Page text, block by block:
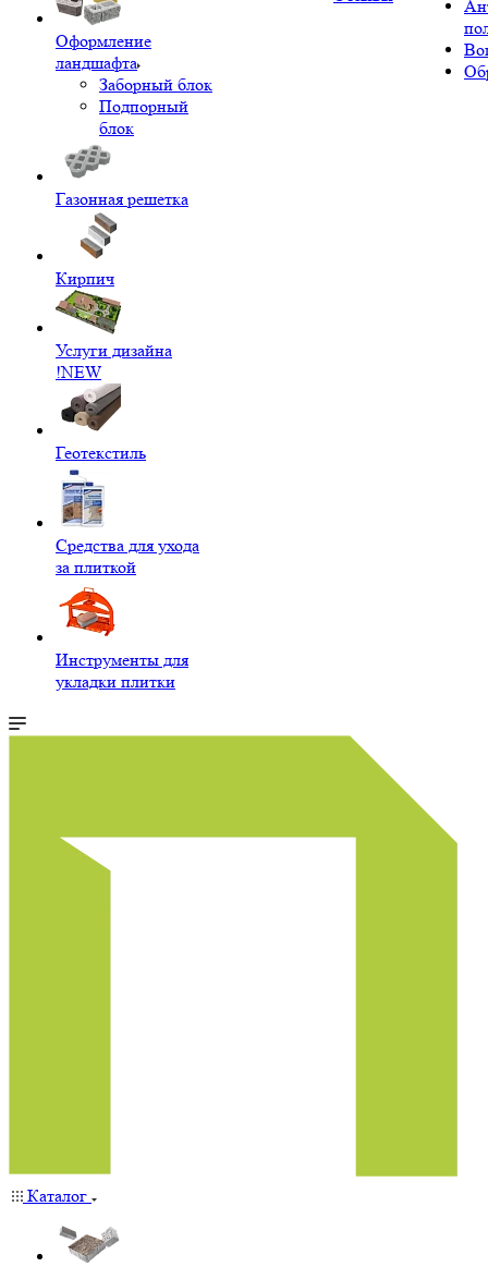
Оформление
ландшафта
Заборный блок
Подпорный
блок
Газонная решетка
Кирпич
Услуги дизайна
!NEW
Геотекстиль
Средства для ухода
за плиткой
Инструменты для
укладки плитки
Каталог